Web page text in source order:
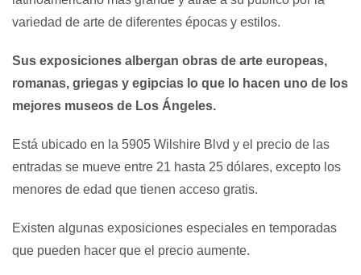
variedad de arte de diferentes épocas y estilos.
Sus exposiciones albergan obras de arte europeas,
romanas, griegas y egipcias lo que lo hacen uno de los
mejores museos de Los Ángeles.
Está ubicado en la 5905 Wilshire Blvd y el precio de las
entradas se mueve entre 21 hasta 25 dólares, excepto los
menores de edad que tienen acceso gratis.
Existen algunas exposiciones especiales en temporadas
que pueden hacer que el precio aumente.